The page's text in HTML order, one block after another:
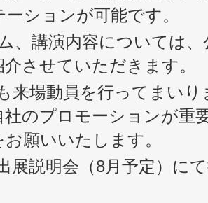
ションが可能です。
、講演内容については
させていただきます。
来場動員を行ってまい
社のプロモーションが重
願いいたします。
展説明会（8月予定）に